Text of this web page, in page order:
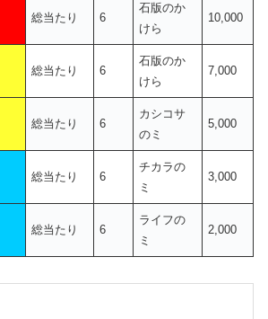
総当たり 6
石版のか
けら
10,000
総当たり 6
石版のか
けら
7,000
総当たり 6
カシコサ
のミ
5,000
総当たり 6
チカラの
ミ
3,000
総当たり 6
ライフの
ミ
2,000